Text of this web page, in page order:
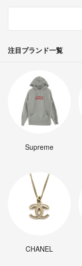
注目ブランド一覧
Supreme
CHANEL